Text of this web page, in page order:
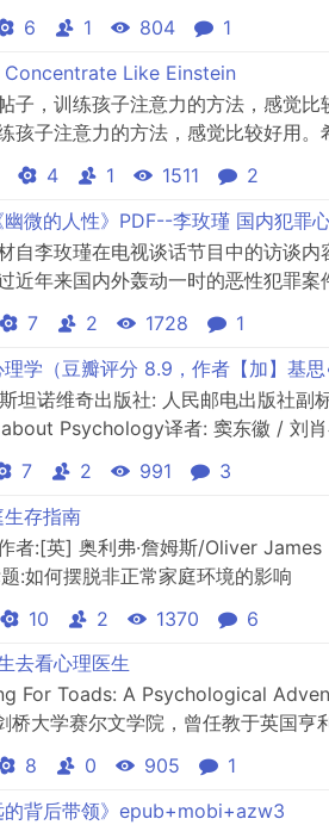
：单词记忆法（1）—分解法第八节
的猜友可以下载学习） 本帖内容均
分享，仅供学习交流，严禁...
6 1 804 1
Like Einstein
子，训练孩子注意力的方法，感觉
孩子注意力的方法，感觉比较好用
力的方法，感觉比较好用。希望给大
，感觉比较好用。希望给大家带来帮
较好用。希望给大家带来帮助。偶然
4 1 1511 2
幽微的人性》PDF--李玫瑾 国内犯罪
自李玫瑾在电视谈话节目中的访谈
近年来国内外轰动一时的恶性犯罪
犯罪方面的重要性，呼吁全社会关
理教育。
7 2 1728 1
学（豆瓣评分 8.9，作者【加】基思
坦诺维奇出版社: 人民邮电出版社副
Psychology译者: 窦东徽 / 刘
曲线·心理学丛书ISBN:
彩星座、催眠读心等...
7 2 991 3
生存指南
作者:[英] 奥利弗·詹姆斯/Oliver
何摆脱非正常家庭环境的影响
LIFE 译者:康洁 出版年
[1]内容...
10 2 1370 6
去看心理医生
For Toads: A Psychological
桥大学赛尔文学院，曾任教于英国亨
两本专业著作《咨询技巧》和《组织
名、最畅销的一本大众心理学著作。
8 0 905 1
的背后带领》epub+mobi+azw3